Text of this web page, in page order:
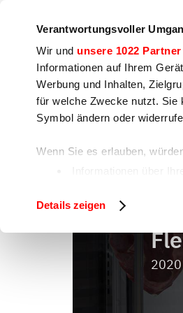
Verantwortungsvoller
Wir und unsere 1022 Partner
Informationen auf Ihrem
Werbung und Inhalten,
für welche Zwecke nutzt. Sie
Symbol ändern oder
Wenn Sie es erlauben,
Erfahren Sie mehr darüber,
Wir verwenden Cookies, um
auf unsere Website zu
soziale Medien, Werbung
zusammen, die Sie ihnen
Details zeigen
Kochen
Home
2020